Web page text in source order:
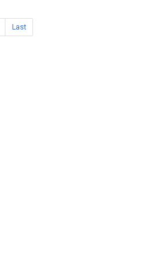
Last